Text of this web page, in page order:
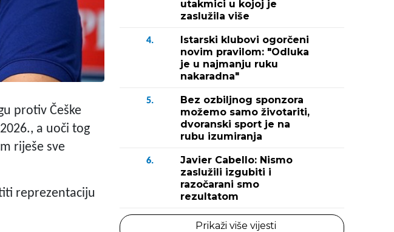
protiv Češke
a uoči tog
riješe sve
reprezentaciju
utakmici u kojoj je
zaslužila više
4.
Istarski klubovi ogorčeni
novim pravilom: "Odluka
je u najmanju ruku
nakaradna"
5.
Bez ozbiljnog sponzora
možemo samo životariti,
dvoranski sport je na
rubu izumiranja
6.
Javier Cabello: Nismo
zaslužili izgubiti i
razočarani smo
rezultatom
Prikaži više vijesti